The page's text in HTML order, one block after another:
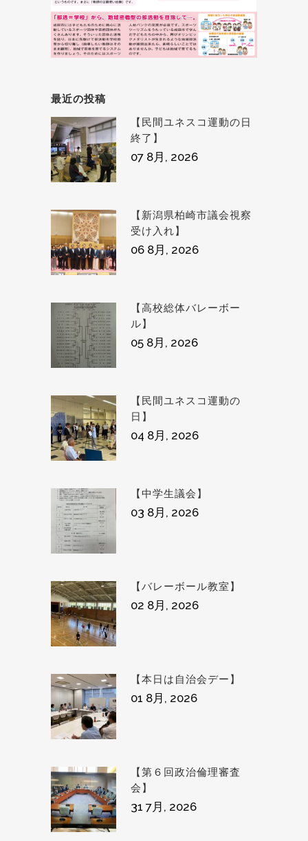
最近の投稿
【民間ユネスコ運動の日
終了】
07 8月, 2026
【新潟県柏崎市議会視察
受け入れ】
06 8月, 2026
【高校総体バレーボー
ル】
05 8月, 2026
【民間ユネスコ運動の
日】
04 8月, 2026
【中学生議会】
03 8月, 2026
【バレーボール教室】
02 8月, 2026
【本日は自治会デー】
01 8月, 2026
【第６回政治倫理審査
会】
31 7月, 2026